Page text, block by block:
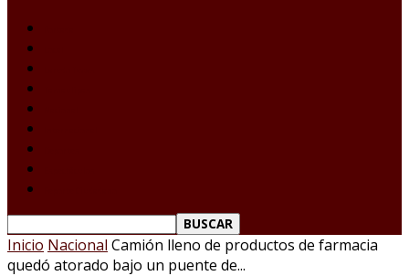
Inicio Nacional Camión lleno de productos de farmacia
quedó atorado bajo un puente de...